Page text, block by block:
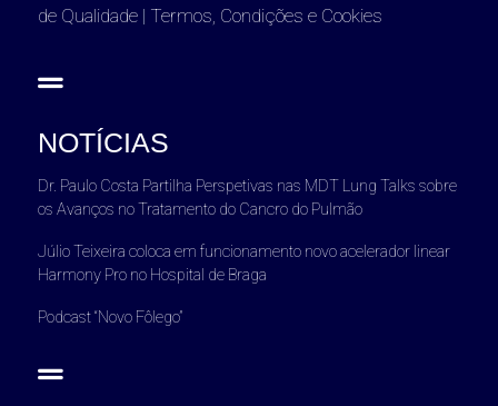
de Qualidade| Termos, Condições e Cookies
NOTÍCIAS
Dr. Paulo Costa Partilha Perspetivas nas MDT Lung Talks sobre
os Avanços no Tratamento do Cancro do Pulmão
Júlio Teixeira coloca em funcionamento novo acelerador linear
Harmony Pro no Hospital de Braga
Podcast “Novo Fôlego”